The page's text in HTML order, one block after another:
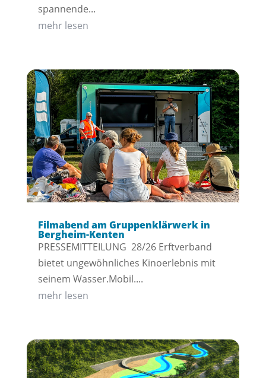
spannende...
mehr lesen
Filmabend am Gruppenklärwerk in
Bergheim-Kenten
PRESSEMITTEILUNG 28/26 Erftverband
bietet ungewöhnliches Kinoerlebnis mit
seinem Wasser.Mobil....
mehr lesen